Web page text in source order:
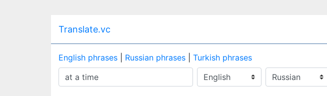
Translate.vc
English phrases Russian phrases
Turkish phrases